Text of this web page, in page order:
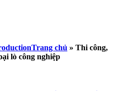
Trang chủ » Thi công,
lò công nghiệp